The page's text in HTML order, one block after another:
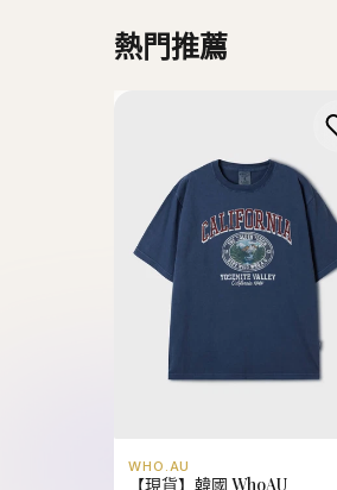
熱門推薦
WHO.AU
【現貨】韓國 WhoAU